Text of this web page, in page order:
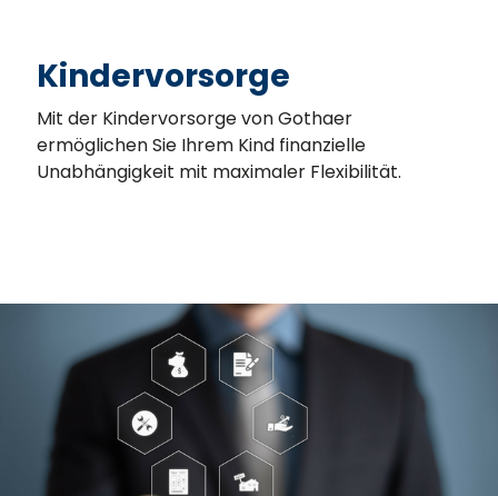
Kindervorsorge
Mit der Kindervorsorge von Gothaer
ermöglichen Sie Ihrem Kind finanzielle
Unabhängigkeit mit maximaler Flexibilität.